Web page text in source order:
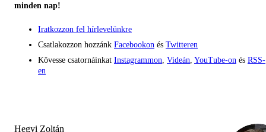
minden nap!
Iratkozzon fel hírlevelünkre
Csatlakozzon hozzánk Facebookon és Twitteren
Kövesse csatornáinkat Instagrammon Videán YouTube-on és RSS-
en
Hegyi Zoltán